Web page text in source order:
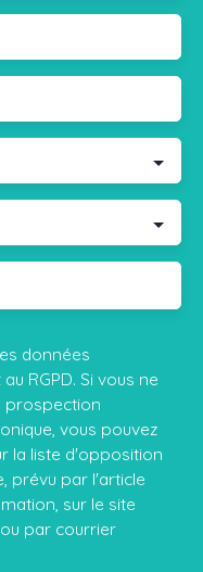
données
RGPD. Si vous ne
prospection
vous pouvez
la liste d'opposition
prévu par l'article
sur le site
par courrier